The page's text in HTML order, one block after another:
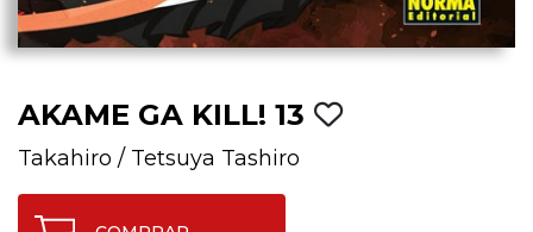
AKAME GA KILL! 13
Takahiro / Tetsuya Tashiro